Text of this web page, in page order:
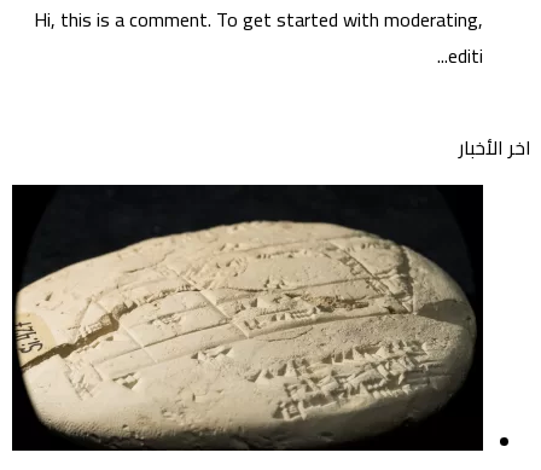
Hi, this is a comment. To get started with moderating,
editi...
اخر الأخبار